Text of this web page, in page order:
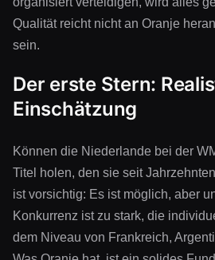
Qualität reicht nicht an Oranje
sein.
Der erste Stern:
Einschätzung
Können die Niederlande bei der
Titel holen, den sie seit
ist vorsichtig: Es ist möglich, aber
Konkurrenz ist zu stark, die
dem Niveau von Frankreich,